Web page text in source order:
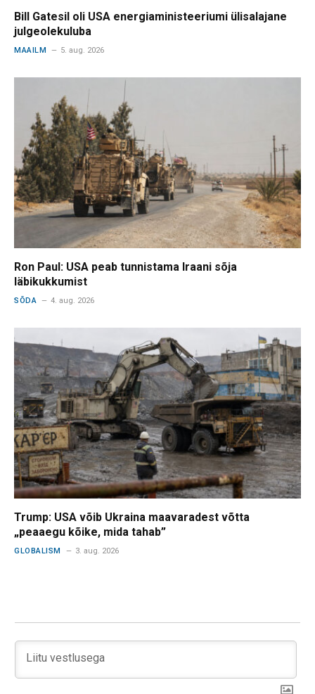
Bill Gatesil oli USA energiaministeeriumi ülisalajane
julgeolekuluba
MAAILM 5. aug. 2026
Ron Paul: USA peab tunnistama Iraani sõja
läbikukkumist
SÕDA 4. aug. 2026
Trump: USA võib Ukraina maavaradest võtta
„peaaegu kõike, mida tahab”
GLOBALISM 3. aug. 2026